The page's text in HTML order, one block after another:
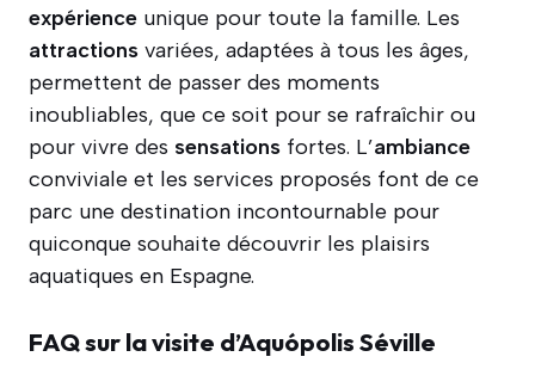
expérience unique pour toute la famille. Les
attractions variées, adaptées à tous les âges,
permettent de passer des moments
inoubliables, que ce soit pour se rafraîchir ou
pour vivre des sensations fortes. L’ambiance
conviviale et les services proposés font de ce
parc une destination incontournable pour
quiconque souhaite découvrir les plaisirs
aquatiques en Espagne.
FAQ sur la visite d’Aquópolis Séville